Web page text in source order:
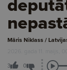
Māris Niklass /
2026. gada 11. maijs,
3 0